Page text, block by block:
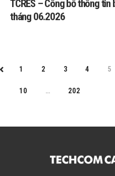
TCRES – Công bố thông
tháng 06.2026
PREV1 2 3 4 5
10 … 202